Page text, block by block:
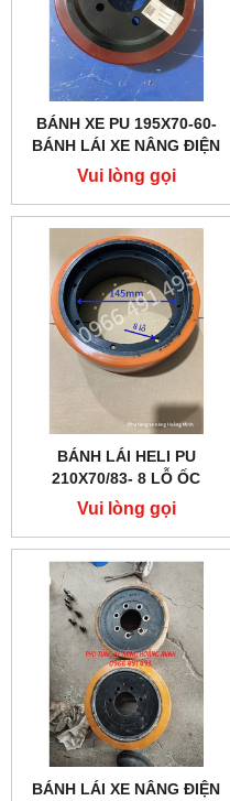
BÁNH XE PU 195X70-60-
BÁNH LÁI XE NÂNG ĐIỆN
XILIN CBD15W, CBD15A...
Vui lòng gọi
BÁNH LÁI HELI PU
210X70/83- 8 LỖ ỐC
Vui lòng gọi
BÁNH LÁI XE NÂNG ĐIỆN